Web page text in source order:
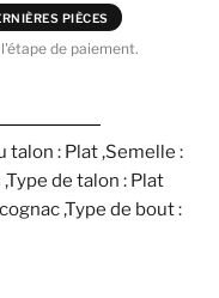
PIÈCES
de paiement.
talon : Plat ,Semelle :
de talon : Plat
,Type de bout :